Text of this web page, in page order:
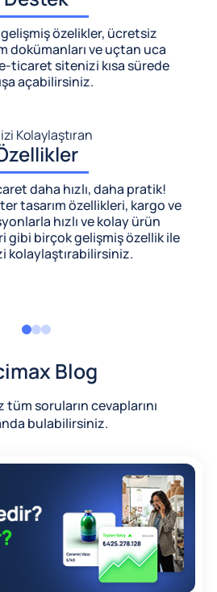
özelikler, ücretsiz
dokümanları ve uçtan uca
ticaret sitenizi kısa sürede
açabilirsiniz.
Kolaylaştıran
daha hızlı, daha pratik!
tasarım özellikleri, kargo ve
hızlı ve kolay ürün
gibi birçok gelişmiş özellik ile
kolaylaştırabilirsiniz.
Blog
soruların cevaplarını
bulabilirsiniz.